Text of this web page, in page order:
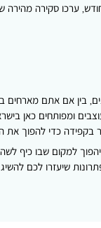
ערכו סקירה מהירה
בין אם אתם מארחים
ומפותחים כאן
כדי להפוך את
למקום שבו כיף
שיעזרו לכם